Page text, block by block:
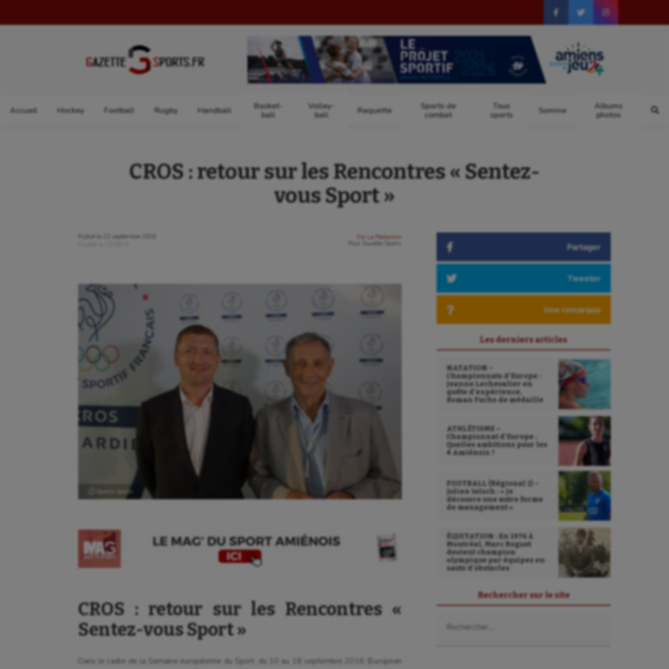
Accueil Hockey Football Rugby Handball
Basket-
ball
Volley-
ball
Raquette
Sports de
combat
Tous
sports
Somme
Albums
photos
CROS : retour sur les Rencontres « Sentez-
vous Sport »
Publié le
23 septembre 2016
Par
La Rédaction
Gazette Sports
CROS : retour sur les Rencontres «
Sentez-vous Sport »
Dans le cadre de la Semaine européenne du Sport, du 10 au 18 septembre 2016 (European
Partager
Tweeter
Une remarque
Les derniers articles
NATATION –
Championnats d’Europe :
Jeanne Lechevalier en
quête d’expérience,
Roman Fuchs de médaille
ATHLÉTISME –
Championnat d’Europe :
Quelles ambitions pour les
4 Amiénois ?
FOOTBALL (Régional 1) –
Julien Ielsch : « Je
découvre une autre forme
de management »
ÉQUITATION : En 1976 à
Montréal, Marc Roguet
devient champion
olympique par équipes en
sauts d’obstacles
Rechercher sur le site